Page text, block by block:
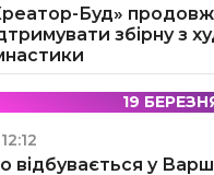
Буд»
збірну з
19
12:12
відбувається у